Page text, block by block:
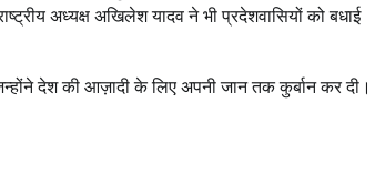
अध्यक्ष अखिलेश यादव ने भी प्रदेशवासियों को बधाई
देश की आज़ादी के लिए अपनी जान तक कुर्बान कर दी।